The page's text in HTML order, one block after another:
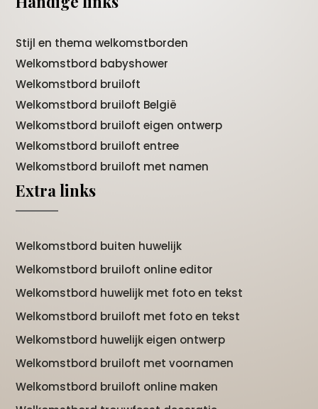
Stijl en thema welkomstborden
Welkomstbord babyshower
Welkomstbord bruiloft
Welkomstbord bruiloft België
Welkomstbord bruiloft eigen ontwerp
Welkomstbord bruiloft entree
Welkomstbord bruiloft met namen
Extra links
Welkomstbord buiten huwelijk
Welkomstbord bruiloft online editor
Welkomstbord huwelijk met foto en tekst
Welkomstbord bruiloft met foto en tekst
Welkomstbord huwelijk eigen ontwerp
Welkomstbord bruiloft met voornamen
Welkomstbord bruiloft online maken